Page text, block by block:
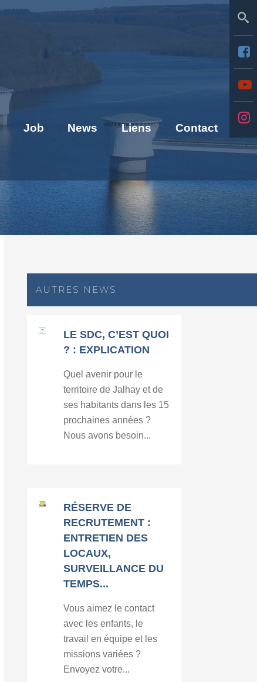
Job News Liens Contact
AUTRES NEWS
LE SDC, C’EST QUOI
? : EXPLICATION
Quel avenir pour le
territoire de Jalhay et de
ses habitants dans les 15
prochaines années ?
Nous avons besoin...
RÉSERVE DE
RECRUTEMENT :
ENTRETIEN DES
LOCAUX,
SURVEILLANCE DU
TEMPS...
Vous aimez le contact
avec les enfants, le
travail en équipe et les
missions variées ?
Envoyez votre...